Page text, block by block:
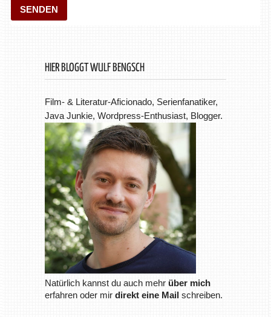
HIER BLOGGT WULF BENGSCH
Film- & Literatur-Aficionado, Serienfanatiker,
Java Junkie, Wordpress-Enthusiast, Blogger.
Natürlich kannst du auch mehr über mich
erfahren oder mir direkt eine Mailschreiben.